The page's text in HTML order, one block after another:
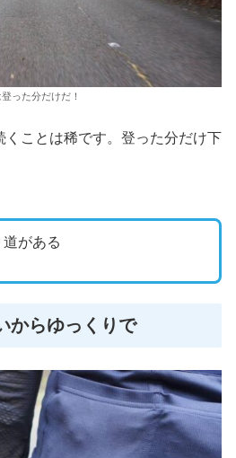
った分だけだ！
くことは稀です。登った分だけ下
がある
からゆっくりで